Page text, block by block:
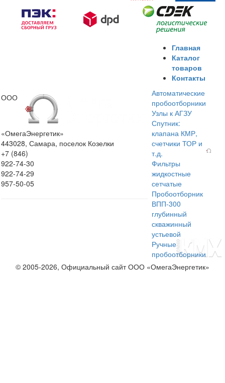
ООО
«ОмегаЭнергетик»
443028, Самара, поселок Козелки
+7 (846)
922-74-30
922-74-29
957-50-05
Главная
Каталог
товаров
Контакты
Автоматические
пробоотборники
Узлы к АГЗУ
Спутник:
клапана КМР,
счетчики ТОР и
т.д.
Фильтры
жидкостные
сетчатые
Пробоотборник
ВПП-300
глубинный
скважинный
устьевой
Ручные
пробоотборники
© 2005-2026, Официальный сайт ООО «ОмегаЭнергетик»